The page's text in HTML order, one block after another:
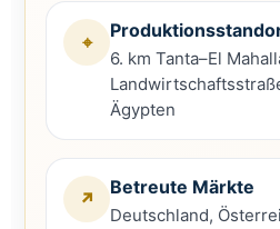
⌖
6. km Tanta–El
Ägypten
↗
Betreute Märkte
Deutschland,